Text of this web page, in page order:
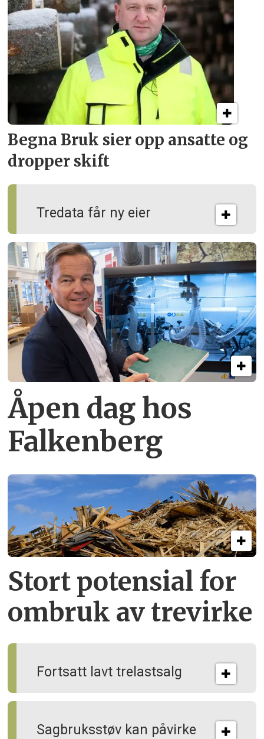
Tredata får ny eier
Begna Bruk sier opp ansatte og
dropper skift
Åpen dag hos
Falkenberg
Stort potensial for
ombruk av tre­virke
Fortsatt lavt trelastsalg
Sagbruksstøv kan på­virke